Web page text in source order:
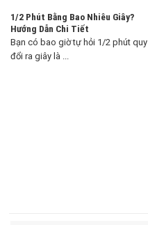
1/2 Phút Bằng Bao Nhiêu Giây?
Hướng Dẫn Chi Tiết
Bạn có bao giờ tự hỏi 1/2 phút quy
đổi ra giây là ...